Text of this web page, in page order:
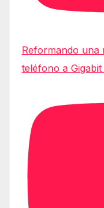
Reformando una
teléfono a